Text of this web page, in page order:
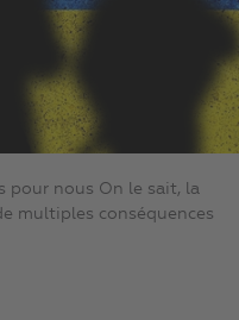
pour nous On le sait, la
multiples conséquences